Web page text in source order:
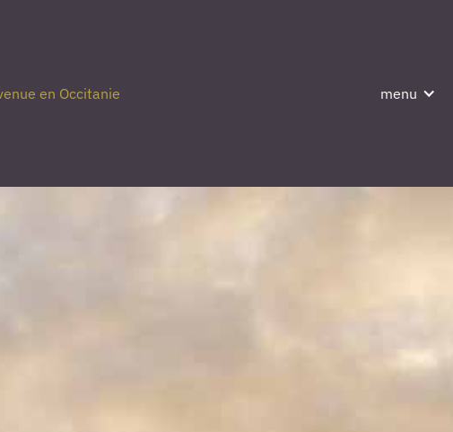
en Occitanie menu